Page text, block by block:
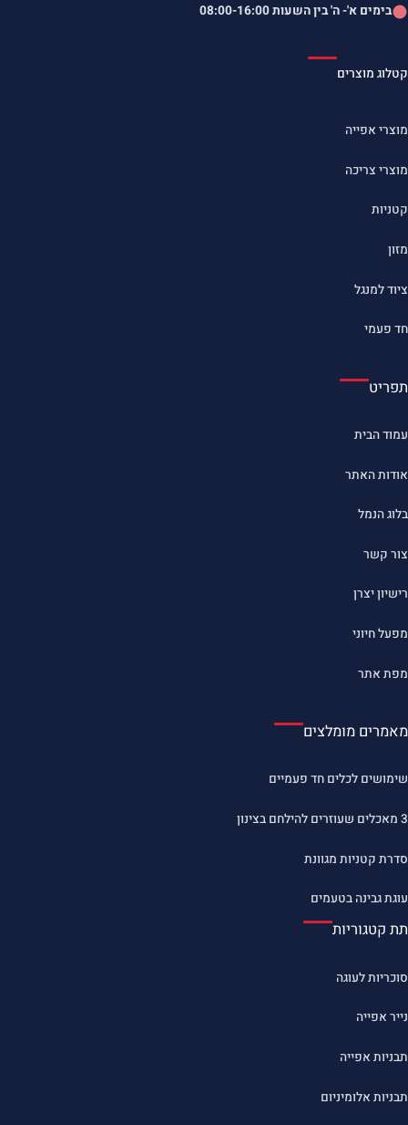
בימים א'- ה' בין השעות08:00-16:00
קטלוג מוצרים
מוצרי אפייה
מוצרי צריכה
קטניות
מזון
ציוד למנגל
חד פעמי
תפריט
עמוד הבית
אודות האתר
בלוג הנמל
צור קשר
רישיון יצרן
מפעל חיוני
מפת אתר
מאמרים מומלצים
שימושים לכלים חד פעמיים
3 מאכלים שעוזרים להילחם בצינון
סדרת קטניות מגוונת
עוגת גבינה בטעמים
תת קטגוריות
סוכריות לעוגה
נייר אפייה
תבניות אפייה
תבניות אלומיניום